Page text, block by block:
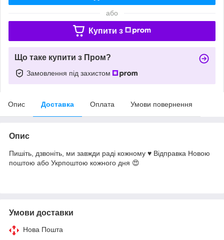
або
Купити з
Що таке купити з Пром?
Замовлення під захистом
Опис Доставка Оплата Умови повернення
Опис
Пишіть, дзвоніть, ми завжди раді кожному ♥️ Відправка Новою
поштою або Укрпоштою кожного дня 😍
Умови доставки
Нова Пошта